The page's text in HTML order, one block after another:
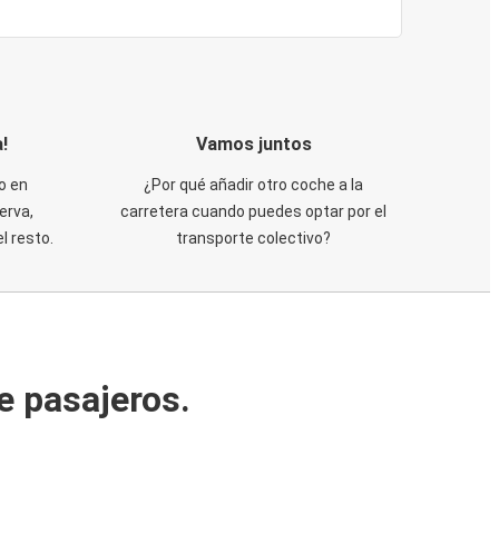
en
resto.
Vamos juntos
¿Por qué añadir otro coche a la
carretera cuando puedes optar por el
transporte colectivo?
pasajeros.